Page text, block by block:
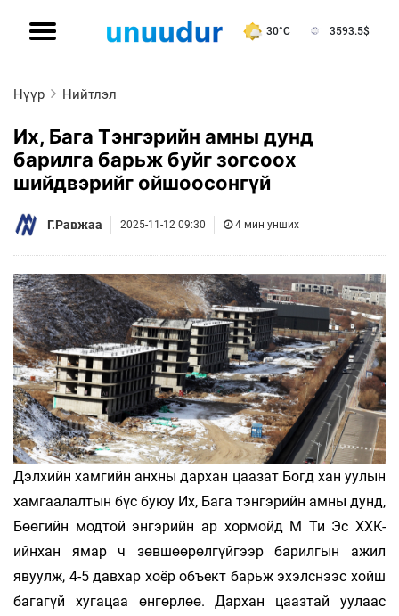
30°C 3593.5$
Нүүр Нийтлэл
Их, Бага Тэнгэрийн амны дунд
барилга барьж буйг зогсоох
шийдвэрийг ойшоосонгүй
Г.Равжаа 2025-11-12 09:30 4 мин унших
Дэлхийн хамгийн анхны дархан цаазат Богд хан уулын
хамгаалалтын бүс буюу Их, Бага тэнгэрийн амны дунд,
Бөөгийн модтой энгэрийн ар хормойд М Ти Эс ХХК-
ийнхан ямар ч зөвшөөрөлгүйгээр барилгын ажил
явуулж, 4-5 давхар хоёр объект барьж эхэлснээс хойш
багагүй хугацаа өнгөрлөө. Дархан цаазтай уулаас